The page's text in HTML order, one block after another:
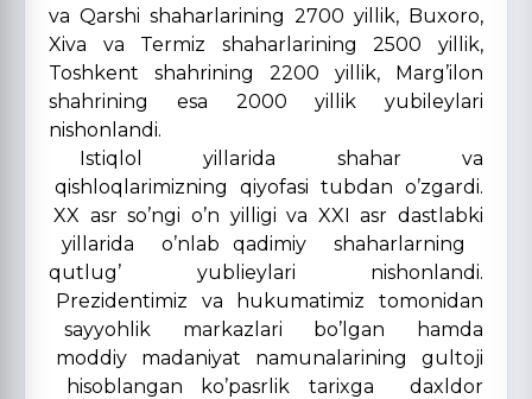
va Qarshi shaharlarining 2700 yillik, Buxoro,
Xiva va Termiz shaharlarining 2500 yillik,
Toshkent shahrining 2200 yillik, Marg’ilon
shahrining esa 2000 yillik yubileylari
nishonlandi.
Istiqlol yillarida shahar va
qishloqlarimizning qiyofasi tubdan o’zgardi.
XX asr so’ngi o’n yilligi va XXI asr dastlabki
yillarida o’nlab qadimiy shaharlarning
qutlug’ yublieylari nishonlandi.
Prezidentimiz va hukumatimiz tomonidan
sayyohlik markazlari bo’lgan hamda
moddiy madaniyat namunalarining gultoji
hisoblangan ko’pasrlik tarixga daxldor